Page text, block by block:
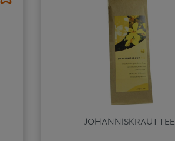
JOHANNISKRAUT TEE